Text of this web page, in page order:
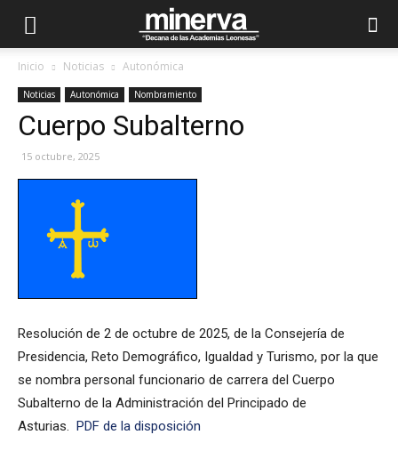
Inicio Noticias Autonómica
Noticias Autonómica Nombramiento
Cuerpo Subalterno
15 octubre, 2025
Resolución de 2 de octubre de 2025, de la Consejería de
Presidencia, Reto Demográfico, Igualdad y Turismo, por la que
se nombra personal funcionario de carrera del Cuerpo
Subalterno de la Administración del Principado de
Asturias. PDF de la disposición